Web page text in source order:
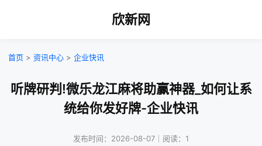
欣新网
首页 > 资讯中心 > 企业快讯
听牌研判!微乐龙江麻将助赢神器_如何让系
统给你发好牌-企业快讯
发布时间：2026-08-07｜阅读：1